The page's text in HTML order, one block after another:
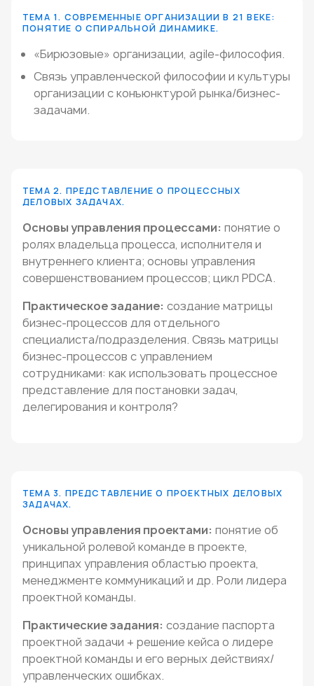
ТЕМА 1. СОВРЕМЕННЫЕ ОРГАНИЗАЦИИ В 21 ВЕКЕ:
ПОНЯТИЕ О СПИРАЛЬНОЙ ДИНАМИКЕ.
«Бирюзовые» организации, agile-философия.
Связь управленческой философии и культуры
организации с конъюнктурой рынка/бизнес-
задачами.
ТЕМА 2. ПРЕДСТАВЛЕНИЕ О ПРОЦЕССНЫХ
ДЕЛОВЫХ ЗАДАЧАХ.
Основы управления процессами: понятие о
ролях владельца процесса, исполнителя и
внутреннего клиента; основы управления
совершенствованием процессов; цикл PDCA.
Практическое задание: создание матрицы
бизнес-процессов для отдельного
специалиста/подразделения. Связь матрицы
бизнес-процессов с управлением
сотрудниками: как использовать процессное
представление для постановки задач,
делегирования и контроля?
ТЕМА 3. ПРЕДСТАВЛЕНИЕ О ПРОЕКТНЫХ ДЕЛОВЫХ
ЗАДАЧАХ.
Основы управления проектами: понятие об
уникальной ролевой команде в проекте,
принципах управления областью проекта,
менеджменте коммуникаций и др. Роли лидера
проектной команды.
Практические задания: создание паспорта
проектной задачи + решение кейса о лидере
проектной команды и его верных действиях/
управленческих ошибках.